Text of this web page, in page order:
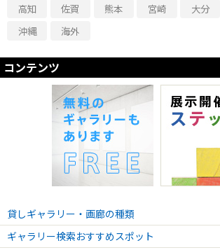
2025.02.08 - 2025.02.09
【にゃんこにゃんこまつりvol.4】開催のお知らせ
2024.12.21 - 2024.12.22
【銀座ぽちっと蚤の市vol.37】開催のお知らせ
2024.12.14 - 2024.12.15
【継時の美学展vol.4】開催のお知らせ
【京橋蚤の市vol.2】開催のお知らせ
2024.11.08 - 2024.11.10
2024.10.26 - 2024.10.27
【銀座ぽちっと蚤の市vol.36】開催のお知らせ
高知
佐賀 熊本 宮崎 大分
沖縄
海外
コンテンツ
貸しギャラリー・画廊の種類
ギャラリー検索おすすめスポット